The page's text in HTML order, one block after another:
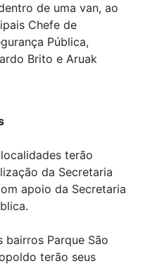
de uma van, ao
Chefe de
Pública,
Brito e Aruak
terão
da Secretaria
apoio da Secretaria
bairros Parque São
terão seus